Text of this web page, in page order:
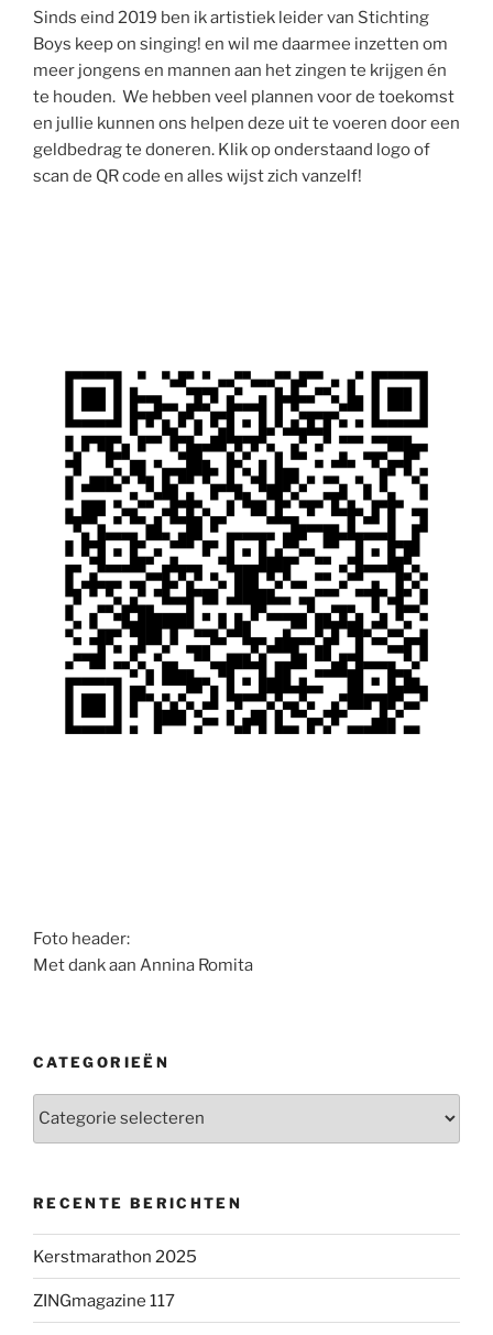
Sinds eind 2019 ben ik artistiek leider van Stichting
Boys keep on singing! en wil me daarmee inzetten om
meer jongens en mannen aan het zingen te krijgen én
te houden. We hebben veel plannen voor de toekomst
en jullie kunnen ons helpen deze uit te voeren door een
geldbedrag te doneren. Klik op onderstaand logo of
scan de QR code en alles wijst zich vanzelf!
Foto header:
Met dank aan Annina Romita
CATEGORIEËN
Categorieën
RECENTE BERICHTEN
Kerstmarathon 2025
ZINGmagazine 117